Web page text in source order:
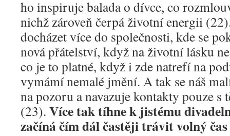
ho inspiruje balada o dívce, co
nichž zároveň čerpá životní energii
docházet více do společnosti, kde se
nová přátelství, když na životní lásku
co je to platné, když i zde natrefí na
vymámí nemalé jmění. A tak se náš
na pozoru a navazuje kontakty pouze s
(23). Více tak tíhne k jistému
začíná čím dál častěji trávit volný